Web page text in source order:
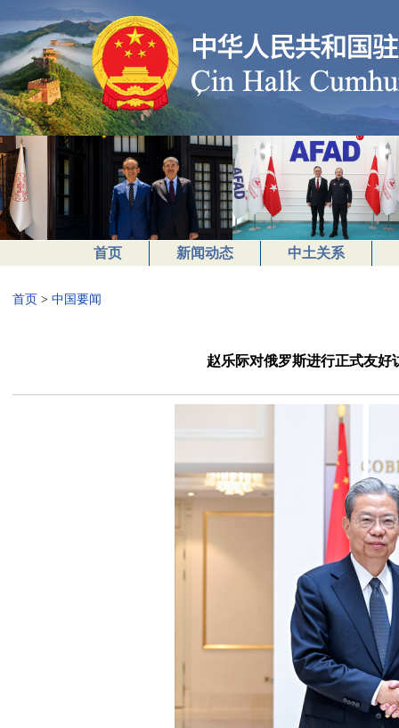
首页 新闻动态 中土关系
首页 > 中国要闻
赵乐际对俄罗斯进行正式友好